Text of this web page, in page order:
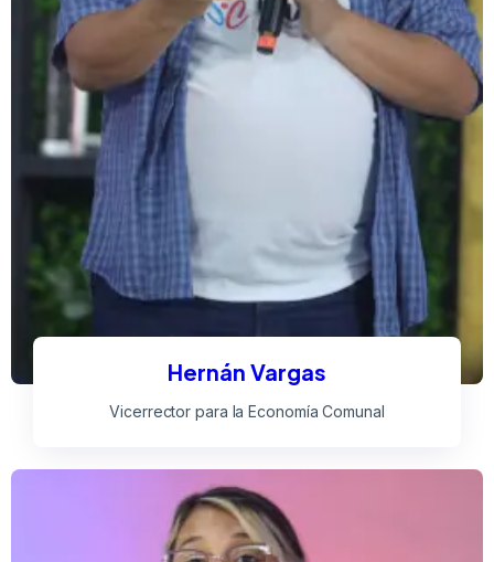
Hernán Vargas
Vicerrector para la Economía Comunal